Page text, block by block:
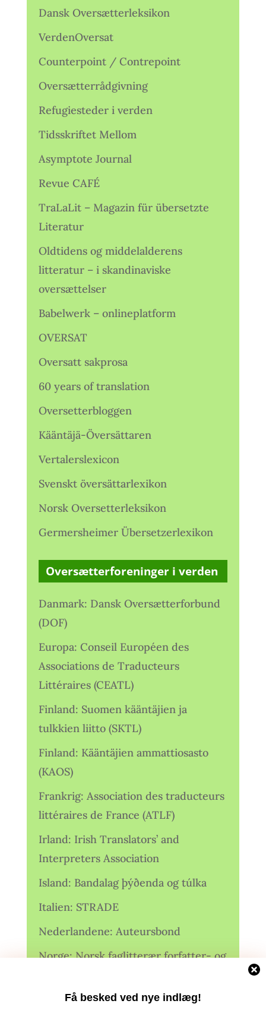
Få besked ved nye indlæg!
Dansk Oversætterleksikon
VerdenOversat
Counterpoint / Contrepoint
Oversætterrådgivning
Refugiesteder i verden
Tidsskriftet Mellom
Asymptote Journal
Revue CAFÉ
TraLaLit – Magazin für übersetzte
Literatur
Oldtidens og middelalderens
litteratur – i skandinaviske
oversættelser
Babelwerk – onlineplatform
OVERSAT
Oversatt sakprosa
60 years of translation
Oversetterbloggen
Kääntäjä-Översättaren
Vertalerslexicon
Svenskt översättarlexikon
Norsk Oversetterleksikon
Germersheimer Übersetzerlexikon
Oversætterforeninger i verden
Danmark: Dansk Oversætterforbund
(DOF)
Europa: Conseil Européen des
Associations de Traducteurs
Littéraires (CEATL)
Finland: Suomen kääntäjien ja
tulkkien liitto (SKTL)
Finland: Kääntäjien ammattiosasto
(KAOS)
Frankrig: Association des traducteurs
littéraires de France (ATLF)
Irland: Irish Translators’ and
Interpreters Association
Island: Bandalag þýðenda og túlka
Italien: STRADE
Nederlandene: Auteursbond
Norge: Norsk faglitterær forfatter- og
Norge: Norsk Oversetterforening